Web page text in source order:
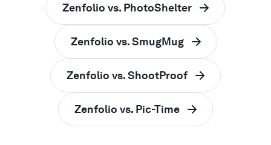
Zenfolio vs. PhotoShelter
Zenfolio vs. SmugMug
Zenfolio vs. ShootProof
Zenfolio vs. Pic-Time